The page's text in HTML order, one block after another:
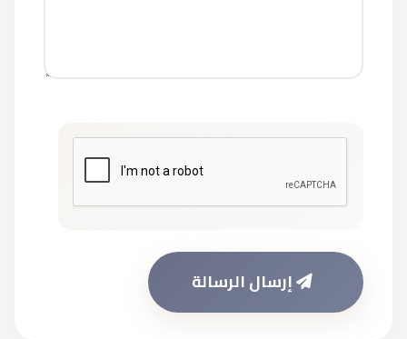
إرسال الرسالة